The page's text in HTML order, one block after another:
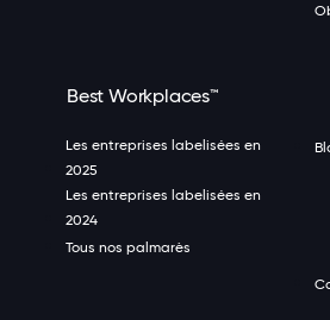
Best Workplaces™
Les entreprises labelisées en
2025
Les entreprises labelisées en
2024
Tous nos palmarès